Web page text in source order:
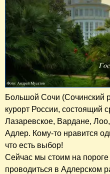
Большой Сочи (Сочинский
курорт России, состоящий
Лазаревское, Вардане,
Адлер. Кому-то нравится
что есть выбор!
Сейчас мы стоим на
проводиться в Адлерском